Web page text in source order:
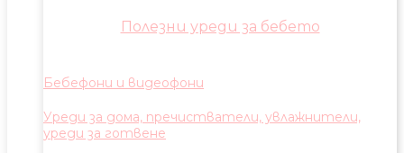
Полезни уреди за бебето
Бебефони и видеофони
Уреди за дома, пречистватели, увлажнители,
уреди за готвене